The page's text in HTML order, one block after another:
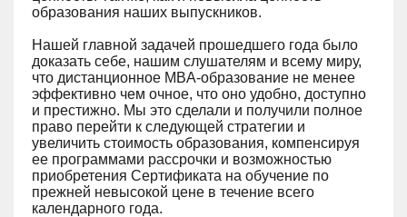
образования наших выпускников.
Нашей главной задачей прошедшего года было
доказать себе, нашим слушателям и всему миру,
что дистанционное MBA-образование не менее
эффективно чем очное, что оно удобно, доступно
и престижно. Мы это сделали и получили полное
право перейти к следующей стратегии и
увеличить стоимость образования, компенсируя
ее программами рассрочки и возможностью
приобретения Сертификата на обучение по
прежней невысокой цене в течение всего
календарного года.